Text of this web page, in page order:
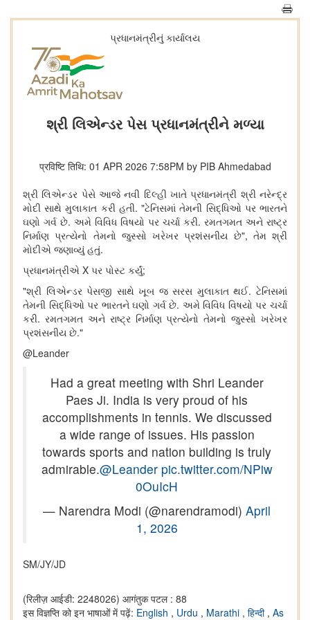
પ્રધાનમંત્રીનું કાર્યાલય
શ્રી લિએન્ડર પેસ પ્રધાનમંત્રીને મળ્યા
प्रविष्टि तिथि: 01 APR 2026 7:58PM by PIB Ahmedabad
શ્રી લિએન્ડર પેસે આજે નવી દિલ્હી ખાતે પ્રધાનમંત્રી શ્રી નરેન્દ્ર
મોદી સાથે મુલાકાત કરી હતી. "ટેનિસમાં તેમની સિદ્ધિઓ પર ભારતને
ઘણો ગર્વ છે. અમે વિવિધ વિષયો પર ચર્ચા કરી. રમતગમત અને રાષ્ટ્ર
નિર્માણ પ્રત્યેનો તેમનો જુસ્સો ખરેખર પ્રશંસનીય છે", તેમ શ્રી
મોદીએ જણાવ્યું હતું.
પ્રધાનમંત્રીએ X પર પોસ્ટ કર્યું;
"શ્રી લિએન્ડર પેસજી સાથે ખૂબ જ સરસ મુલાકાત થઈ. ટેનિસમાં
તેમની સિદ્ધિઓ પર ભારતને ઘણો ગર્વ છે. અમે વિવિધ વિષયો પર ચર્ચા
કરી. રમતગમત અને રાષ્ટ્ર નિર્માણ પ્રત્યેનો તેમનો જુસ્સો ખરેખર
પ્રશંસનીય છે."
@Leander
Had a great meeting with Shri Leander
Paes Ji. India is very proud of his
accomplishments in tennis. We discussed
a wide range of issues. His passion
towards sports and nation building is truly
admirable.@Leander pic.twitter.com/NPiw
0OuIcH
— Narendra Modi (@narendramodi) April
1, 2026
SM/JY/JD
(रिलीज़ आईडी: 2248026) आगंतुक पटल : 88
इस विज्ञप्ति को इन भाषाओं में पढ़ें: English , Urdu , Marathi , हिन्दी , As